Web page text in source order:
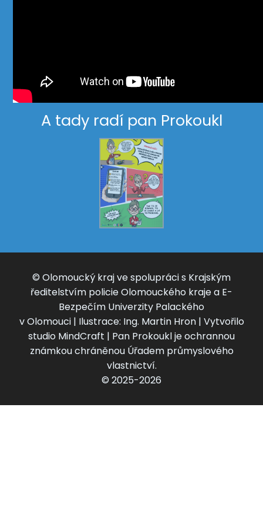
A tady radí pan Prokoukl
© Olomoucký kraj ve spolupráci s Krajským
ředitelstvím policie Olomouckého kraje a E-
Bezpečím Univerzity Palackého
v Olomouci | Ilustrace: Ing. Martin Hron | Vytvořilo
studio MindCraft | Pan Prokoukl je ochrannou
známkou chráněnou Úřadem průmyslového
vlastnictví.
© 2025-2026